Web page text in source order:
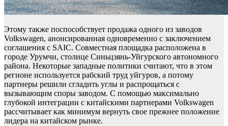
Этому также поспособствует продажа одного из заводов
Volkswagen, анонсированная одновременно с заключением
соглашения с SAIC. Совместная площадка расположена в
городе Урумчи, столице Синьцзянь-Уйгурского автономного
района. Некоторые западные политики считают, что в этом
регионе используется рабский труд уйгуров, а потому
партнеры решили сгладить углы и распрощаться с
вызывающим споры заводом. С помощью максимально
глубокой интеграции с китайскими партнерами Volkswagen
рассчитывает как минимум вернуть свое прежнее положение
лидера на китайском рынке.